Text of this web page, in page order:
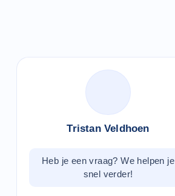
Tristan Veldhoen
Heb je een vraag? We helpen je
snel verder!